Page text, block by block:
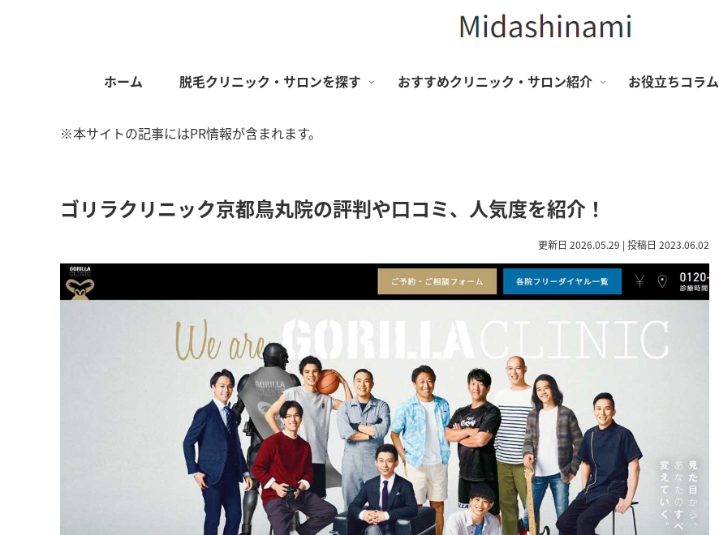
ホーム 脱毛クリニック・サロンを探す おすすめクリニック・サロン紹介 お役立ちコラム
※本サイトの記事にはPR情報が含まれます。
ゴリラクリニック京都鳥丸院の評判や口コミ、人気度を紹介！
更新日 2026.05.29 | 投稿日 2023.06.02